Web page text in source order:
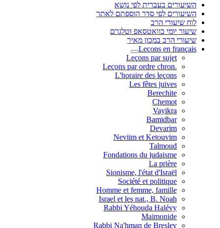
השיעורים בעברית לפי נושא
השיעורים לפי סדר הוספתם לאתר
לוח שיעורי הרב
שיעור יומי בוואטסאפ וטלגרם
שיעורי הרב במכון מאיר
Leçons en français
Leçons par sujet
.Leçons par ordre chron
L'horaire des leçons
Les fêtes juives
Berechite
Chemot
Vayikra
Bamidbar
Devarim
Neviim et Ketouvim
Talmoud
Fondations du judaisme
La prière
Sionisme, l'état d'Israël
Société et politique
Homme et femme, famille
Israel et les nat., B. Noah
Rabbi Yéhouda Halévy
Maimonide
Rabbi Na'hman de Breslev